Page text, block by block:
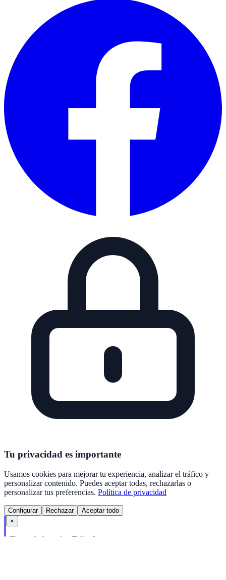
Tu privacidad es importante
Usamos cookies para mejorar tu experiencia, analizar el tráfico y
personalizar contenido. Puedes aceptar todas, rechazarlas o
personalizar tus preferencias. Política de privacidad
Configurar Rechazar
Aceptar todo
×
¿Tienes dudas sobre Talivo?